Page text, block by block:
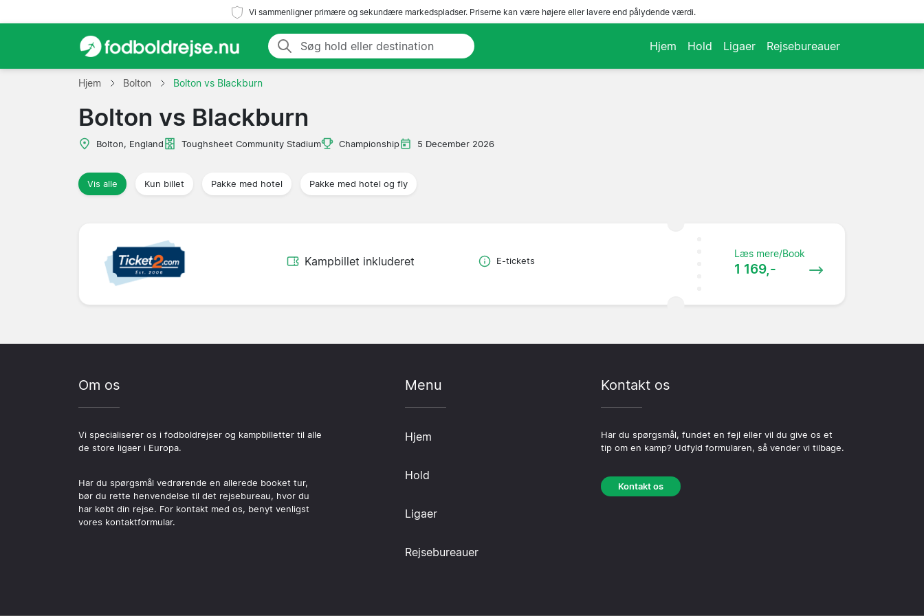
Vi sammenligner primære og sekundære markedspladser. Priserne kan være højere eller lavere end pålydende værdi.
Hjem Hold Ligaer Rejsebureauer
Hjem Bolton Bolton vs Blackburn
Bolton vs Blackburn
Bolton, England Toughsheet Community Stadium Championship 5 December 2026
Vis alle Kun billet Pakke med hotel Pakke med hotel og fly
Kampbillet inkluderet E-tickets
Læs mere/Book
1 169,-
Om os
Vi specialiserer os i fodboldrejser og kampbilletter til alle
de store ligaer i Europa.
Har du spørgsmål vedrørende en allerede booket tur,
bør du rette henvendelse til det rejsebureau, hvor du
har købt din rejse. For kontakt med os, benyt venligst
vores kontaktformular.
Menu
Hjem
Hold
Ligaer
Rejsebureauer
Kontakt os
Har du spørgsmål, fundet en fejl eller vil du give os et
tip om en kamp? Udfyld formularen, så vender vi tilbage.
Kontakt os